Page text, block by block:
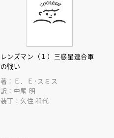
レンズマン（１）三惑星連合軍
の戦い
著：Ｅ．Ｅ･スミス
訳：中尾 明
装丁：久住 和代